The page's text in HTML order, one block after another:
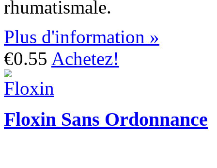
rhumatismale.
Plus d'information »
€0.55 Achetez!
Floxin Sans Ordonnance